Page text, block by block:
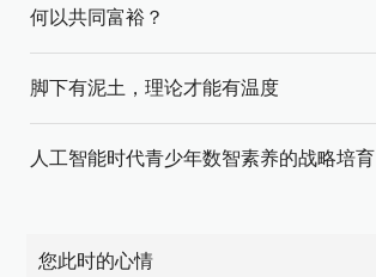
何以共同富裕？
脚下有泥土，理论才能有温度
人工智能时代青少年数智素养的战略培育
您此时的心情